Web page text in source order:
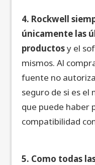
4. Rockwell
únicamente las
productosy el
mismos. Al
fuente no
seguro de si es el
que puede haber
compatibilidad
5. Como todas